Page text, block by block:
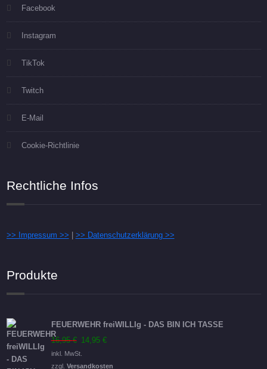
Facebook
Instagram
TikTok
Twitch
E-Mail
Cookie-Richtlinie
Rechtliche Infos
>> Impressum >> >> Datenschutzerklärung >>
Produkte
FEUERWEHR freiWILLIg - DAS BIN ICH TASSE
16,95€ Ursprünglicher
Preis
war:
14,95 €
ist:
inkl. MwSt.
zzgl. Versandkosten